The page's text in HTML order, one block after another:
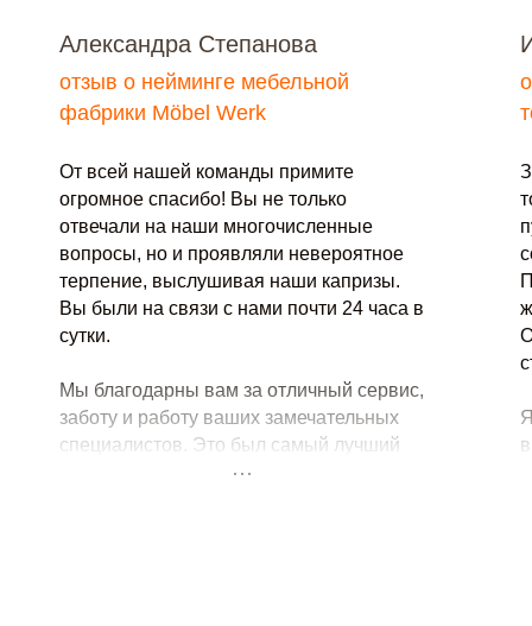
Александра Степанова
отзыв о нейминге мебельной
фабрики Möbel Werk
От всей нашей команды примите
огромное спасибо! Вы не только
отвечали на наши многочисленные
вопросы, но и проявляли невероятное
терпение, выслушивая наши капризы.
Вы были на связи с нами почти 24 часа в
сутки.
Мы благодарны вам за отличный сервис,
заботу и работу ваших замечательных
специалистов. Это был самый лучший
опыт сотрудничества с внешними
Заказать успех
Связаться с нами